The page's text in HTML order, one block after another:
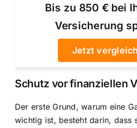
Bis zu 850 € bei
Versicherung
Jetzt
Schutz vor finanziellen
Der erste Grund, warum eine
wichtig ist, besteht darin, dass